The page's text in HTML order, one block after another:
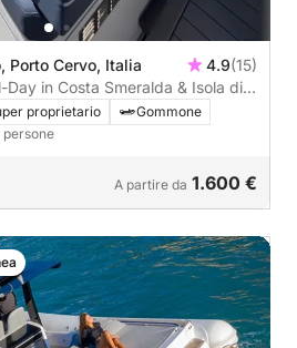
Porto Cervo, Italia 4.9(15)
Day in Costa Smeralda & Isola di
proprietario
Gommone
persone
A partire da 1.600 €